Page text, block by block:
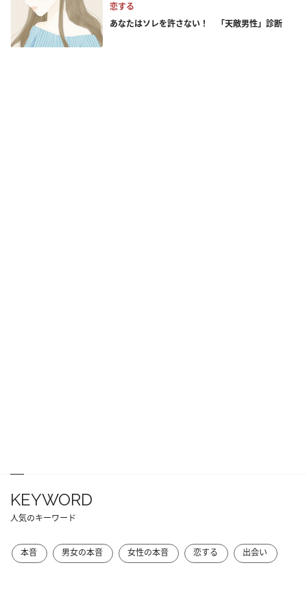
恋する
あなたはソレを許さない！ 「天敵男性」診断
KEYWORD
人気のキーワード
本音 男女の本音 女性の本音 恋する 出会い